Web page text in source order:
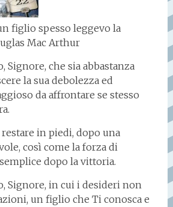
figlio spesso leggevo la
Mac Arthur
Signore, che sia abbastanza
la sua debolezza ed
da affrontare se stesso
in piedi, dopo una
così come la forza di
dopo la vittoria.
Signore, in cui i desideri non
un figlio che Ti conosca e